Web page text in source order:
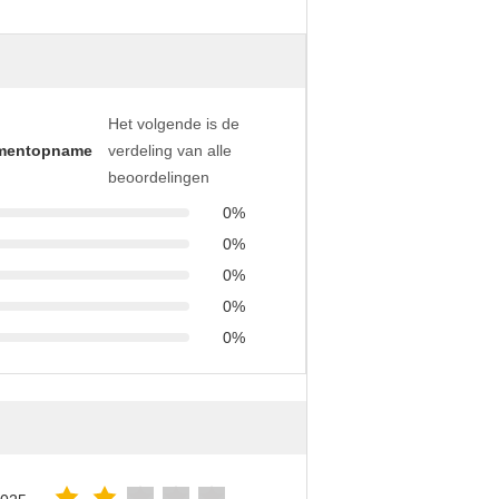
Het volgende is de
verdeling van alle
beoordelingen
0%
0%
0%
0%
0%